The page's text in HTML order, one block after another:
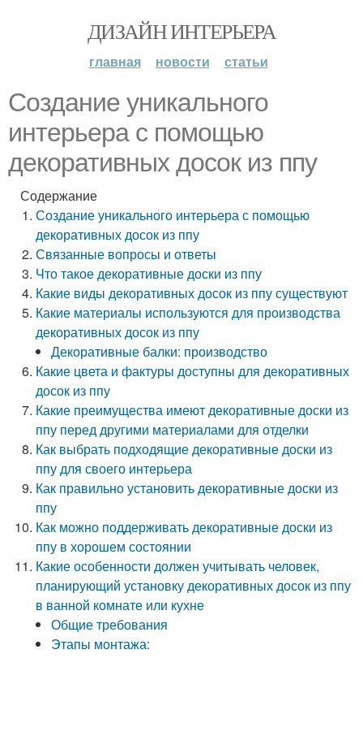
ДИЗАЙН ИНТЕРЬЕРА
главная новости статьи
Создание уникального
интерьера с помощью
декоративных досок из ппу
Содержание
Создание уникального интерьера с помощью
декоративных досок из ппу
Связанные вопросы и ответы
Что такое декоративные доски из ппу
Какие виды декоративных досок из ппу существуют
Какие материалы используются для производства
декоративных досок из ппу
Декоративные балки: производство
Какие цвета и фактуры доступны для декоративных
досок из ппу
Какие преимущества имеют декоративные доски из
ппу перед другими материалами для отделки
Как выбрать подходящие декоративные доски из
ппу для своего интерьера
Как правильно установить декоративные доски из
ппу
Как можно поддерживать декоративные доски из
ппу в хорошем состоянии
Какие особенности должен учитывать человек,
планирующий установку декоративных досок из ппу
в ванной комнате или кухне
Общие требования
Этапы монтажа: